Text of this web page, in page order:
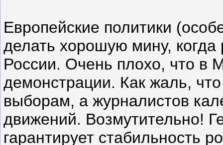
Европейские политики
делать хорошую мину,
России. Очень плохо, что в
демонстрации. Как жаль,
выборам, а журналистов
движений. Возмутительно!
гарантирует стабильность